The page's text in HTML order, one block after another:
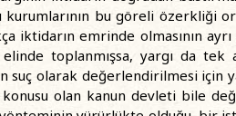
kurumlarının bu göreli özerkliği
iktidarın emrinde olmasının
toplanmışsa, yargı da tek
olarak değerlendirilmesi için
konusu olan kanun devleti bile